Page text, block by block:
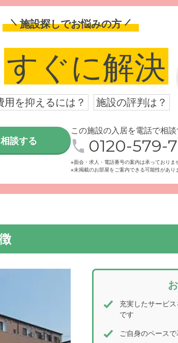
施設探しでお悩みの方
すぐに解決
用を抑えるには？ 施設の評判は？
談する
この施設の入居を電話で相談
0120-579-
※面会・求人・電話番号の案内は承っておりま
※未掲載のお部屋をご案内できる可能性があり
充実したサービ
です
ご自身のペース